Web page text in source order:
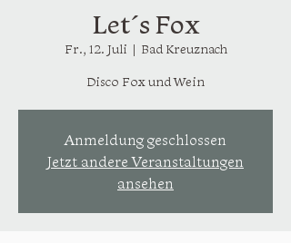
Let´s Fox
Fr., 12. Juli
  |
Bad Kreuznach
Disco Fox und Wein
Anmeldung geschlossen
Jetzt andere Veranstaltungen
ansehen